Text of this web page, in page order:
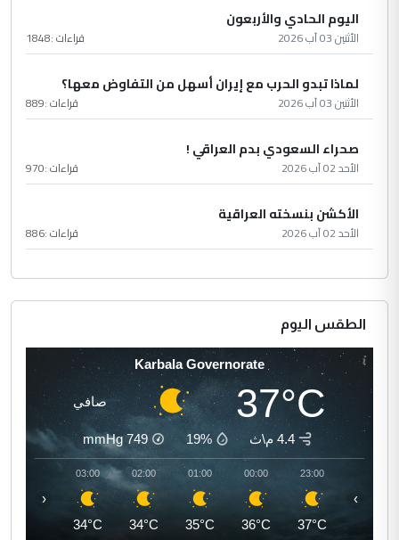
اليوم الحادي والأربعون
الأثنين 03 آب 2026 قراءات :1848
لماذا تبدو الحرب مع إيران أسهل من التفاوض معها؟
الأثنين 03 آب 2026 قراءات :889
صحراء السعودي بدم العراقي !
الأحد 02 آب 2026 قراءات :970
الأكشن بنسخته العراقية
الأحد 02 آب 2026 قراءات :886
الطقس اليوم
Karbala Governorate
37°C صافي
4.4 م\ث 19%
749
mmHg
23:00
37°C
00:00
36°C
01:00
35°C
02:00
34°C
03:00
34°C
‹ ›